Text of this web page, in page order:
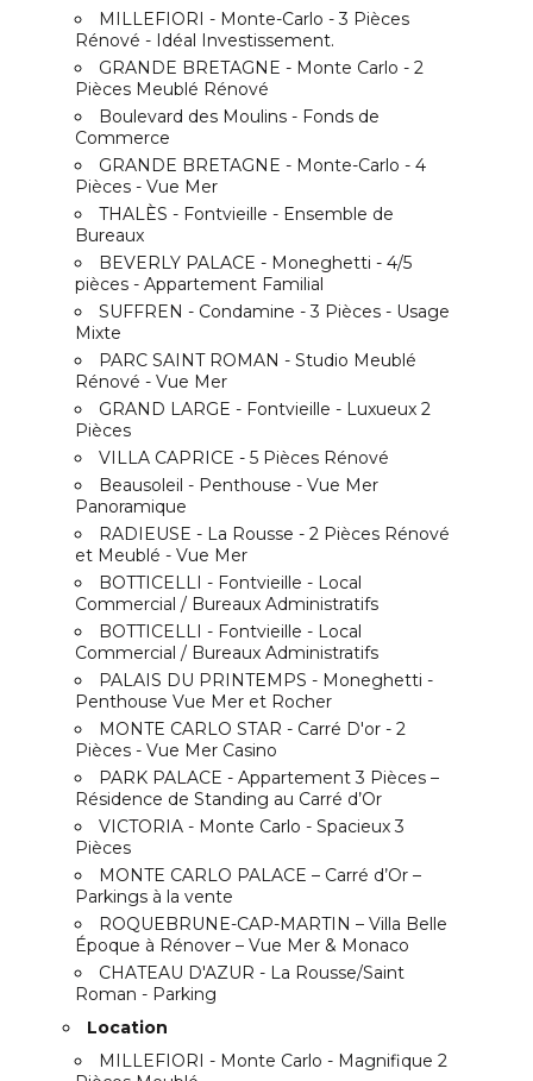
MILLEFIORI - Monte-Carlo - 3 Pièces
Rénové - Idéal Investissement.
GRANDE BRETAGNE - Monte Carlo - 2
Pièces Meublé Rénové
Boulevard des Moulins - Fonds de
Commerce
GRANDE BRETAGNE - Monte-Carlo - 4
Pièces - Vue Mer
THALÈS - Fontvieille - Ensemble de
Bureaux
BEVERLY PALACE - Moneghetti - 4/5
pièces - Appartement Familial
SUFFREN - Condamine - 3 Pièces - Usage
Mixte
PARC SAINT ROMAN - Studio Meublé
Rénové - Vue Mer
GRAND LARGE - Fontvieille - Luxueux 2
Pièces
VILLA CAPRICE - 5 Pièces Rénové
Beausoleil - Penthouse - Vue Mer
Panoramique
RADIEUSE - La Rousse - 2 Pièces Rénové
et Meublé - Vue Mer
BOTTICELLI - Fontvieille - Local
Commercial / Bureaux Administratifs
BOTTICELLI - Fontvieille - Local
Commercial / Bureaux Administratifs
PALAIS DU PRINTEMPS - Moneghetti -
Penthouse Vue Mer et Rocher
MONTE CARLO STAR - Carré D'or - 2
Pièces - Vue Mer Casino
PARK PALACE - Appartement 3 Pièces –
Résidence de Standing au Carré d’Or
VICTORIA - Monte Carlo - Spacieux 3
Pièces
MONTE CARLO PALACE – Carré d’Or –
Parkings à la vente
ROQUEBRUNE-CAP-MARTIN – Villa Belle
Époque à Rénover – Vue Mer & Monaco
CHATEAU D'AZUR - La Rousse/Saint
Roman - Parking
Location
MILLEFIORI - Monte Carlo - Magnifique 2